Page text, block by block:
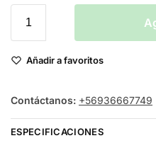
Añadir a favoritos
Contáctanos: +56936667749
ESPECIFICACIONES